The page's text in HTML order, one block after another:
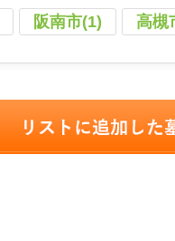
阪南市(1) 高槻